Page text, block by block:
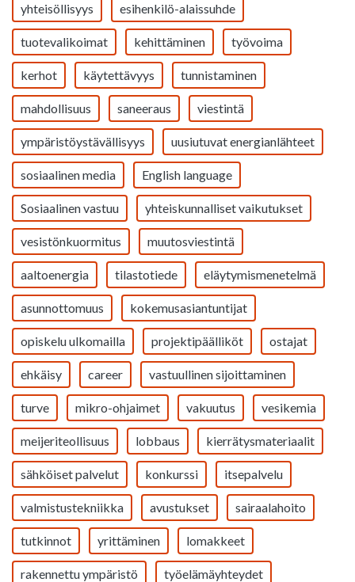
yhteisöllisyys esihenkilö-alaissuhde
tuotevalikoimat kehittäminen työvoima
kerhot käytettävyys tunnistaminen
mahdollisuus saneeraus viestintä
ympäristöystävällisyys uusiutuvat energianlähteet
sosiaalinen media English language
Sosiaalinen vastuu yhteiskunnalliset vaikutukset
vesistönkuormitus muutosviestintä
aaltoenergia tilastotiede eläytymismenetelmä
asunnottomuus kokemusasiantuntijat
opiskelu ulkomailla projektipäälliköt ostajat
ehkäisy career vastuullinen sijoittaminen
turve mikro-ohjaimet vakuutus vesikemia
meijeriteollisuus lobbaus kierrätysmateriaalit
sähköiset palvelut konkurssi itsepalvelu
valmistustekniikka avustukset sairaalahoito
tutkinnot yrittäminen lomakkeet
rakennettu ympäristö työelämäyhteydet